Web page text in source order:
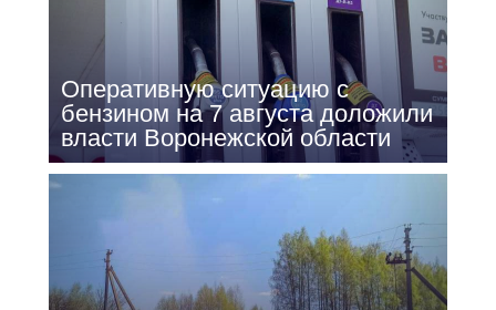
Оперативную ситуацию с
бензином на 7 августа доложили
власти Воронежской области